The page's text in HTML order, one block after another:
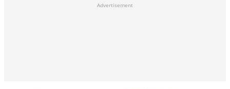
Advertisement